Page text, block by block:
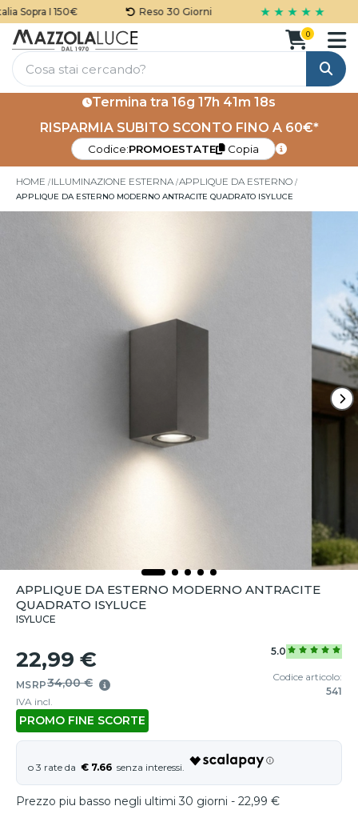
Sopra I 150€ Reso 30 Giorni ★ ★ ★ ★ ★
Cerca
0
Termina tra 16g 17h 41m 18s
RISPARMIA SUBITO SCONTO FINO A 60€*
Codice:PROMOESTATE Copia
HOME ILLUMINAZIONE ESTERNA APPLIQUE DA ESTERNO
APPLIQUE DA ESTERNO MODERNO ANTRACITE QUADRATO ISYLUCE
APPLIQUE DA ESTERNO MODERNO ANTRACITE
QUADRATO ISYLUCE
ISYLUCE
22,99 €
MSRP34,00 €
IVA incl.
PROMO FINE SCORTE
5.0
Codice articolo:
541
€ 7.66
Prezzo piu basso negli ultimi 30 giorni - 22,99 €